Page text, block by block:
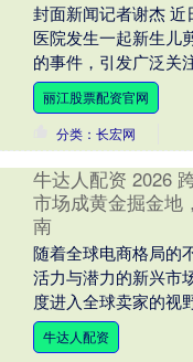
封面新闻记者谢杰
医院发生一起新生儿
的事件，引发广泛关
县卫生健康委员会针
报指出，事故....
丽江股票配资官网
分类：长宏网
牛达人配资 2026
市场成黄金掘金地
南
随着全球电商格局的
活力与潜力的新兴市
度进入全球卖家的
片被誉为“未来之地”
的结构性优势....
牛达人配资